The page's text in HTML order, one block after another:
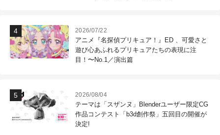
2026/07/22
アニメ『名探偵プリキュア！』ED 、可愛さと
遊び心あふれるプリキュアたちの表現に注
目！〜No.1／演出篇
2026/08/04
テーマは「スザンヌ」Blenderユーザー限定CG
作品コンテスト「b3d創作祭」五回目の開催が
決定!